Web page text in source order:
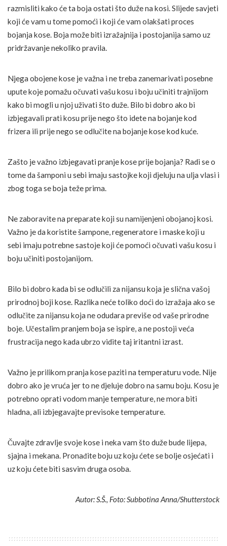
razmisliti kako će ta boja ostati što duže na kosi. Slijede savjeti
koji će vam u tome pomoći i koji će vam olakšati proces
bojanja kose. Boja može biti izražajnija i postojanija samo uz
pridržavanje nekoliko pravila.
Njega obojene kose je važna i ne treba zanemarivati posebne
upute koje pomažu očuvati vašu kosu i boju učiniti trajnijom
kako bi mogli u njoj uživati što duže. Bilo bi dobro ako bi
izbjegavali prati kosu prije nego što idete na bojanje kod
frizera ili prije nego se odlučite na bojanje kose kod kuće.
Zašto je važno izbjegavati pranje kose prije bojanja? Radi se o
tome da šamponi u sebi imaju sastojke koji djeluju na ulja vlasi i
zbog toga se boja teže prima.
Ne zaboravite na preparate koji su namijenjeni obojanoj kosi.
Važno je da koristite šampone, regeneratore i maske koji u
sebi imaju potrebne sastoje koji će pomoći očuvati vašu kosu i
boju učiniti postojanijom.
Bilo bi dobro kada bi se odlučili za nijansu koja je slična vašoj
prirodnoj boji kose. Razlika neće toliko doći do izražaja ako se
odlučite za nijansu koja ne odudara previše od vaše prirodne
boje. Učestalim pranjem boja se ispire, a ne postoji veća
frustracija nego kada ubrzo vidite taj iritantni izrast.
Važno je prilikom pranja kose paziti na temperaturu vode. Nije
dobro ako je vruća jer to ne djeluje dobro na samu boju. Kosu je
potrebno oprati vodom manje temperature, ne mora biti
hladna, ali izbjegavajte previsoke temperature.
Čuvajte zdravlje svoje kose i neka vam što duže bude lijepa,
sjajna i mekana. Pronađite boju uz koju ćete se bolje osjećati i
uz koju ćete biti sasvim druga osoba.
Autor: S.Š., Foto: Subbotina Anna/Shutterstock